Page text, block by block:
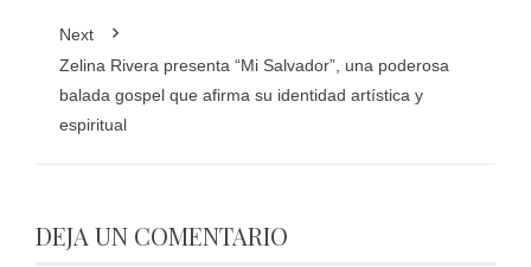
Next
Zelina Rivera presenta “Mi Salvador”, una poderosa
balada gospel que afirma su identidad artística y
espiritual
DEJA UN COMENTARIO